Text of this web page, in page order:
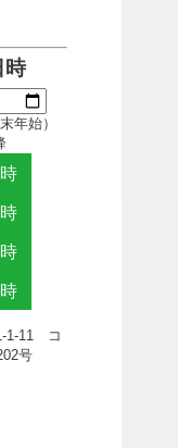
時
年始）
1-11 コ
号